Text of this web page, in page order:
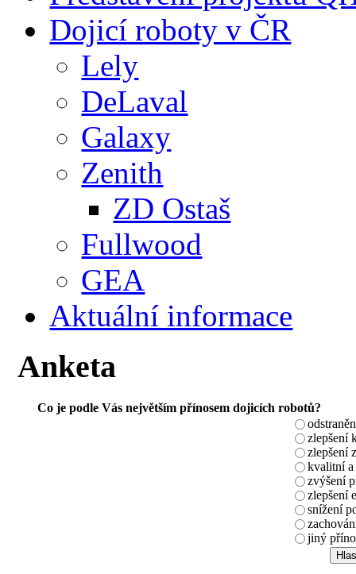
Dojicí roboty v ČR
Lely
DeLaval
Galaxy
Zenith
ZD Ostaš
Fullwood
GEA
Aktuální informace
Anketa
Co je podle Vás největším přínosem dojicích robotů?
zlepšení
zlepšení
kvalitní a
zvýšení
zlepšení
snížení
jiný